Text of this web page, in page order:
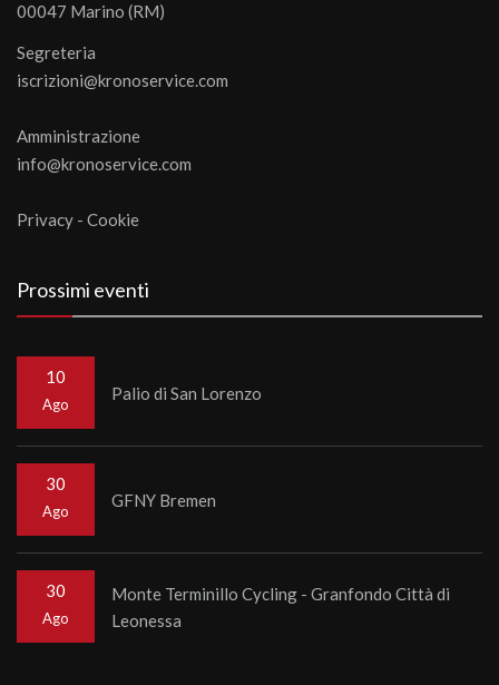
00047 Marino (RM)
Segreteria
iscrizioni@kronoservice.com
Amministrazione
info@kronoservice.com
Privacy - Cookie
Prossimi eventi
10
Ago
Palio di San Lorenzo
30
Ago
GFNY Bremen
30
Ago
Monte Terminillo Cycling - Granfondo Città di
Leonessa